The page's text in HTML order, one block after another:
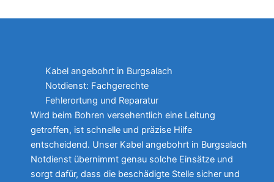
Kabel angebohrt in Burgsalach
Notdienst: Fachgerechte
Fehlerortung und Reparatur
Wird beim Bohren versehentlich eine Leitung
getroffen, ist schnelle und präzise Hilfe
entscheidend. Unser Kabel angebohrt in Burgsalach
Notdienst übernimmt genau solche Einsätze und
sorgt dafür, dass die beschädigte Stelle sicher und